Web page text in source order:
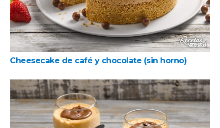
Cheesecake de café y chocolate (sin horno)